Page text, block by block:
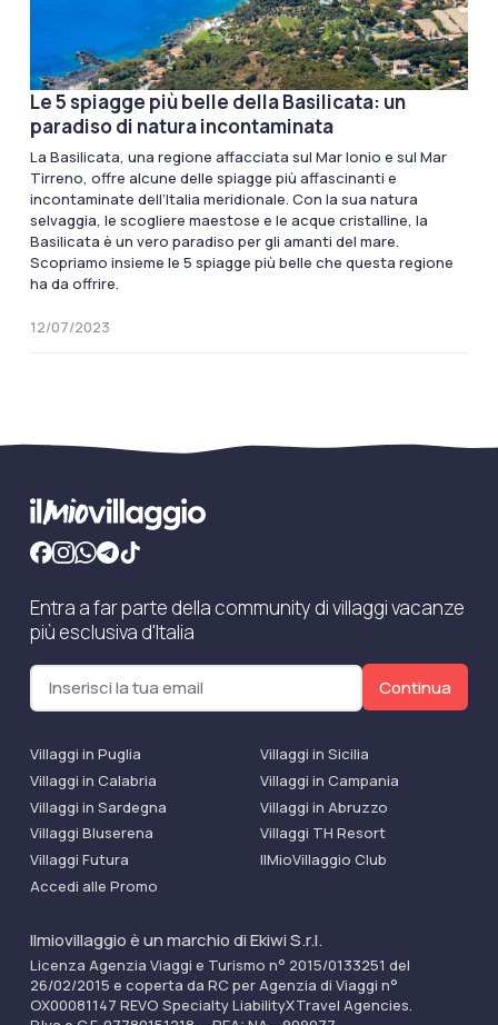
Le 5 spiagge più belle della Basilicata: un
paradiso di natura incontaminata
La Basilicata, una regione affacciata sul Mar Ionio e sul Mar
Tirreno, offre alcune delle spiagge più affascinanti e
incontaminate dell’Italia meridionale. Con la sua natura
selvaggia, le scogliere maestose e le acque cristalline, la
Basilicata è un vero paradiso per gli amanti del mare.
Scopriamo insieme le 5 spiagge più belle che questa regione
ha da offrire.
12/07/2023
Entra a far parte della community di villaggi vacanze
più esclusiva d'Italia
Continua
Villaggi in Puglia
Villaggi in Sicilia
Villaggi in Calabria
Villaggi in Campania
Villaggi in Sardegna
Villaggi in Abruzzo
Villaggi Bluserena
Villaggi TH Resort
Villaggi Futura
IlMioVillaggio Club
Accedi alle Promo
Ilmiovillaggio è un marchio di Ekiwi S.r.l.
Licenza Agenzia Viaggi e Turismo n° 2015/0133251 del
26/02/2015 e coperta da RC per Agenzia di Viaggi n°
OX00081147 REVO Specialty LiabilityXTravel Agencies.